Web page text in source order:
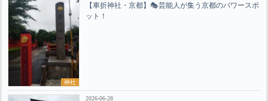
神社
【車折神社・京都】🎭芸能人が集う京都のパワースポ
ット！
2026-06-28